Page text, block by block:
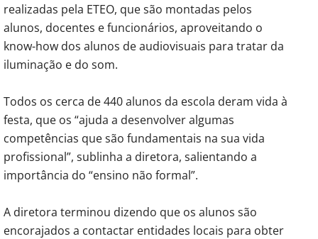
realizadas pela ETEO, que são montadas pelos
alunos, docentes e funcionários, aproveitando o
know-how dos alunos de audiovisuais para tratar da
iluminação e do som.
Todos os cerca de 440 alunos da escola deram vida à
festa, que os “ajuda a desenvolver algumas
competências que são fundamentais na sua vida
profissional”, sublinha a diretora, salientando a
importância do “ensino não formal”.
A diretora terminou dizendo que os alunos são
encorajados a contactar entidades locais para obter